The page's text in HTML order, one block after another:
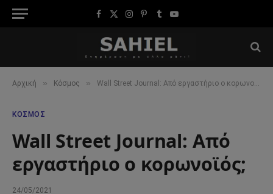
Facebook
X
Instagram
Pinterest
TumblrYouTube
Αρχική » Κόσμος » Wall Street Journal: Από εργαστήριο ο κορωνοϊός;
ΚΌΣΜΟΣ
Wall Street Journal: Από
εργαστήριο ο κορωνοϊός;
24/05/2021